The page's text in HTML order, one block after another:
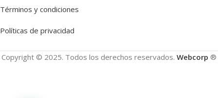
Términos y condiciones
Políticas de privacidad
Copyright © 2025. Todos los derechos reservados. Webcorp ®